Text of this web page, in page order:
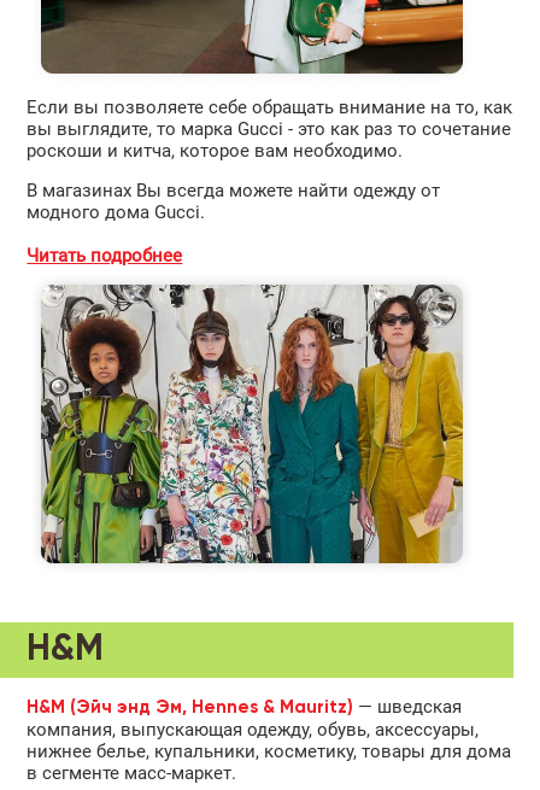
Если вы позволяете себе обращать внимание на то, как
вы выглядите, то марка Gucci - это как раз то сочетание
роскоши и китча, которое вам необходимо.
В магазинах Вы всегда можете найти одежду от
модного дома Gucci.
Читать подробнее
H&M
H&M (Эйч энд Эм, Hennes & Mauritz) — шведская
компания, выпускающая одежду, обувь, аксессуары,
нижнее белье, купальники, косметику, товары для дома
в сегменте масс-маркет.